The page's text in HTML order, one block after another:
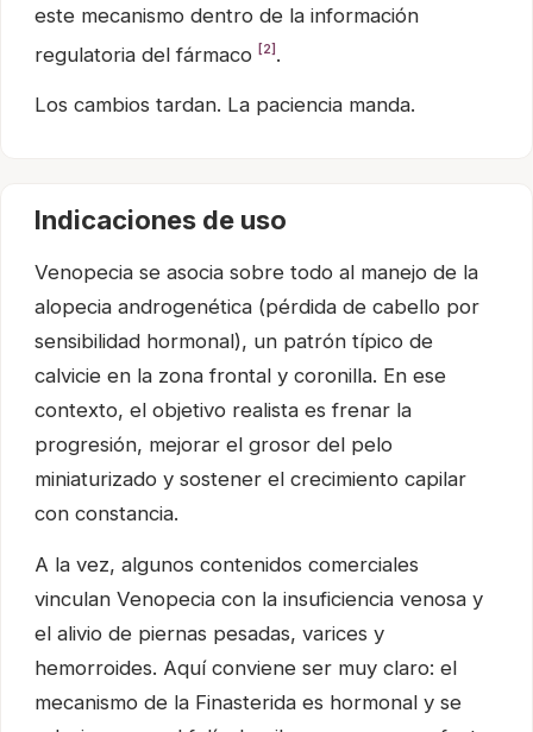
este mecanismo dentro de la información
regulatoria del fármaco [2] .
Los cambios tardan. La paciencia manda.
Indicaciones de uso
Venopecia se asocia sobre todo al manejo de la
alopecia androgenética (pérdida de cabello por
sensibilidad hormonal), un patrón típico de
calvicie en la zona frontal y coronilla. En ese
contexto, el objetivo realista es frenar la
progresión, mejorar el grosor del pelo
miniaturizado y sostener el crecimiento capilar
con constancia.
A la vez, algunos contenidos comerciales
vinculan Venopecia con la insuficiencia venosa y
el alivio de piernas pesadas, varices y
hemorroides. Aquí conviene ser muy claro: el
mecanismo de la Finasterida es hormonal y se